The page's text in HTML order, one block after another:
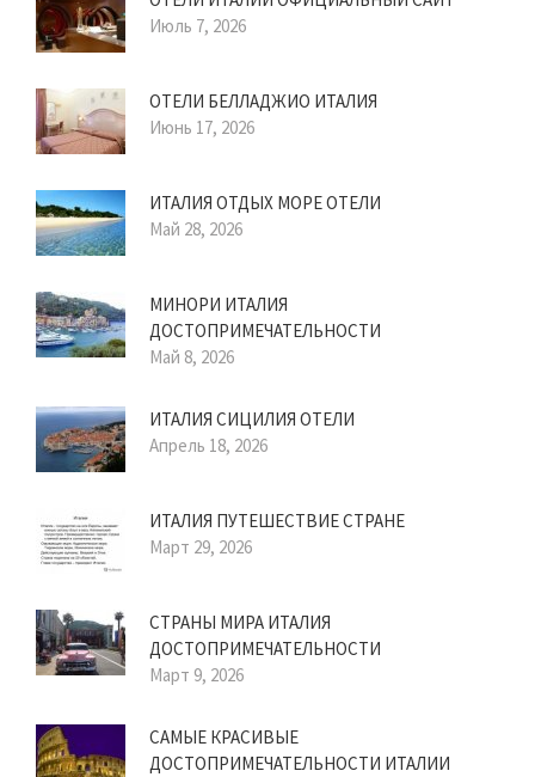
Июль 7, 2026
ОТЕЛИ БЕЛЛАДЖИО ИТАЛИЯ
Июнь 17, 2026
ИТАЛИЯ ОТДЫХ МОРЕ ОТЕЛИ
Май 28, 2026
МИНОРИ ИТАЛИЯ
ДОСТОПРИМЕЧАТЕЛЬНОСТИ
Май 8, 2026
ИТАЛИЯ СИЦИЛИЯ ОТЕЛИ
Апрель 18, 2026
ИТАЛИЯ ПУТЕШЕСТВИЕ СТРАНЕ
Март 29, 2026
СТРАНЫ МИРА ИТАЛИЯ
ДОСТОПРИМЕЧАТЕЛЬНОСТИ
Март 9, 2026
САМЫЕ КРАСИВЫЕ
ДОСТОПРИМЕЧАТЕЛЬНОСТИ ИТАЛИИ